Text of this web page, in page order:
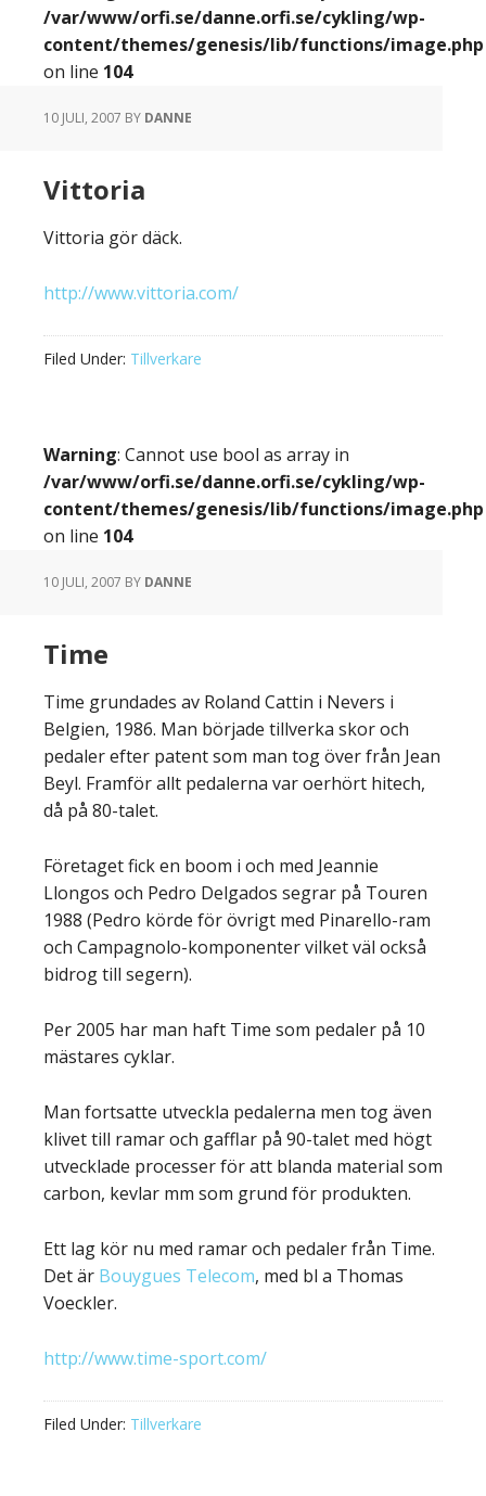
/var/www/orfi.se/danne.orfi.se/cykling/wp-
content/themes/genesis/lib/functions/image.php
on line 104
10 JULI, 2007 BY DANNE
Vittoria
Vittoria gör däck.
http://www.vittoria.com/
Filed Under: Tillverkare
Warning: Cannot use bool as array in
/var/www/orfi.se/danne.orfi.se/cykling/wp-
content/themes/genesis/lib/functions/image.php
on line 104
10 JULI, 2007 BY DANNE
Time
Time grundades av Roland Cattin i Nevers i
Belgien, 1986. Man började tillverka skor och
pedaler efter patent som man tog över från Jean
Beyl. Framför allt pedalerna var oerhört hitech,
då på 80-talet.
Företaget fick en boom i och med Jeannie
Llongos och Pedro Delgados segrar på Touren
1988 (Pedro körde för övrigt med Pinarello-ram
och Campagnolo-komponenter vilket väl också
bidrog till segern).
Per 2005 har man haft Time som pedaler på 10
mästares cyklar.
Man fortsatte utveckla pedalerna men tog även
klivet till ramar och gafflar på 90-talet med högt
utvecklade processer för att blanda material som
carbon, kevlar mm som grund för produkten.
Ett lag kör nu med ramar och pedaler från Time.
Det är Bouygues Telecom, med bl a Thomas
Voeckler.
http://www.time-sport.com/
Filed Under: Tillverkare